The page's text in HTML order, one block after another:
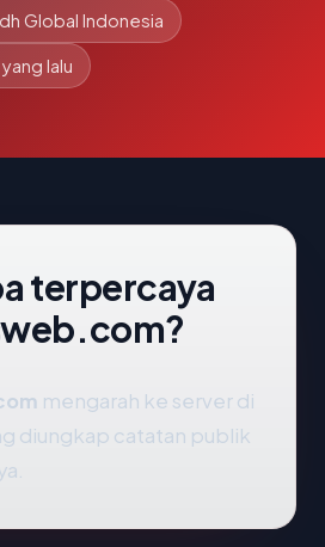
Global Indonesia
lalu
terpercaya
mengarah ke server di
diungkap catatan publik